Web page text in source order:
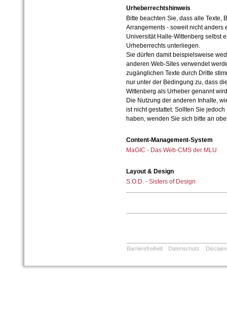
Urheberrechtshinweis
Bitte beachten Sie, dass alle Texte,
Arrangements - soweit nicht anders
Universität Halle-Wittenberg selbst
Urheberrechts unterliegen.
Sie dürfen damit beispielsweise
anderen Web-Sites verwendet
zugänglichen Texte durch Dritte
nur unter der Bedingung zu, dass
Wittenberg als Urheber genannt
Die Nutzung der anderen Inhalte,
ist nicht gestattet. Sollten Sie
haben, wenden Sie sich bitte an
Content-Management-System
MaGIC - Das Web-CMS der MLU
Layout & Design
S.O.D. - Sisters of Design
Barrierefreiheit Datenschutz